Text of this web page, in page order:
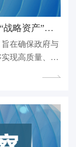
‌数据规划与治理：从“成本负担”到“战略资产”的系...
在确保政府与
现高质量、安